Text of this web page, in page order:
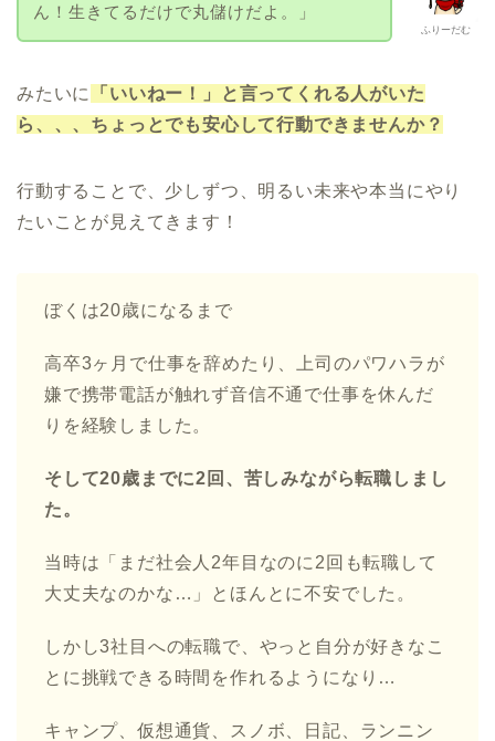
ふりーだむ
ん！生きてるだけで丸儲けだよ。」
みたいに
「いいねー！」と言ってくれる人がいた
ら、、、ちょっとでも安心して行動できませんか？
行動することで、少しずつ、明るい未来や本当にやり
たいことが見えてきます！
ぼくは20歳になるまで
高卒3ヶ月で仕事を辞めたり、上司のパワハラが
嫌で携帯電話が触れず音信不通で仕事を休んだ
りを経験しました。
そして20歳までに2回、苦しみながら転職しまし
た。
当時は「まだ社会人2年目なのに2回も転職して
大丈夫なのかな…」とほんとに不安でした。
しかし3社目への転職で、やっと自分が好きなこ
とに挑戦できる時間を作れるようになり…
キャンプ、仮想通貨、スノボ、日記、ランニン